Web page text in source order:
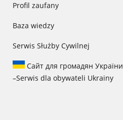
Profil zaufany
Baza wiedzy
Serwis Służby Cywilnej
Сайт для громадян України
–Serwis dla obywateli Ukrainy